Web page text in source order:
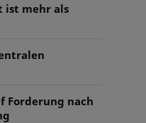
ist mehr als
Forderung nach